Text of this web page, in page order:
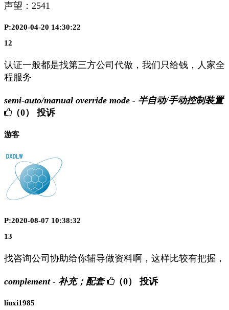
声望： 2541
P:2020-04-20 14:30:22
12
认证一般都是找第三方公司代做，我们只给钱，人家全
程服务
semi-auto/manual override mode - 半自动/手动控制装置
（0）
投诉
游客
P:2020-08-07 10:38:32
13
找咨询公司协助给你辅导做资料啊，这样比较有把握，
complement - 补充；配套 （0） 投诉
liuxi1985